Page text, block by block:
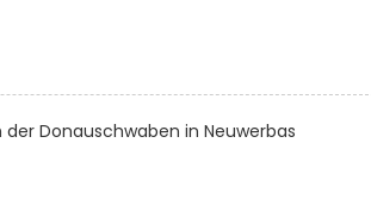
der Donauschwaben in Neuwerbas